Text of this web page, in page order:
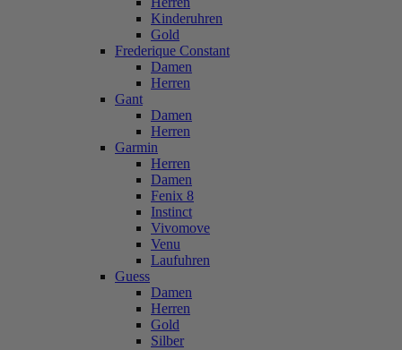
Kinderuhren
Gold
Frederique Constant
Damen
Herren
Gant
Damen
Herren
Garmin
Herren
Damen
Fenix 8
Instinct
Vivomove
Venu
Laufuhren
Guess
Damen
Herren
Gold
Silber